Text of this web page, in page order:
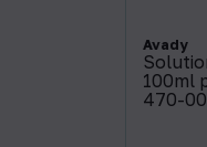
Avady
100ml
470-